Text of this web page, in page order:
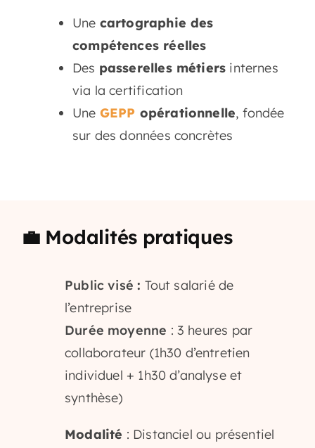
Une cartographie des
compétences réelles
Des passerelles métiers internes
via la certification
Une GEPP opérationnelle, fondée
sur des données concrètes
💼 Modalités pratiques
Public visé: Tout salarié de
l’entreprise
Durée moyenne : 3 heures par
collaborateur (1h30 d’entretien
individuel + 1h30 d’analyse et
synthèse)
Modalité : Distanciel ou présentiel